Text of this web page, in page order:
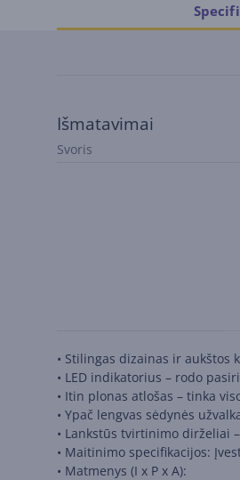
Išmatavimai
Svoris
• Stilingas dizainas ir aukštos
• LED indikatorius – rodo
• Itin plonas atlošas – tinka
• Ypač lengvas sėdynės
• Lankstūs tvirtinimo dirželiai
• Maitinimo specifikacijos:
• Matmenys (I x P x A):